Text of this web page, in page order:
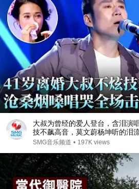
大叔为曾经的爱人登台，含泪演
技不飙高音，莫文蔚杨坤听的泪
柏儒 #天籁之战1 精华版 clip
SMG音乐频道 • 197K views